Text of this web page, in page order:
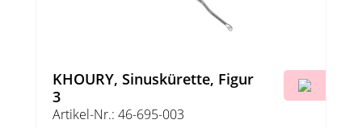
KHOURY, Sinuskürette, Figur
3
Artikel-Nr.: 46-695-003